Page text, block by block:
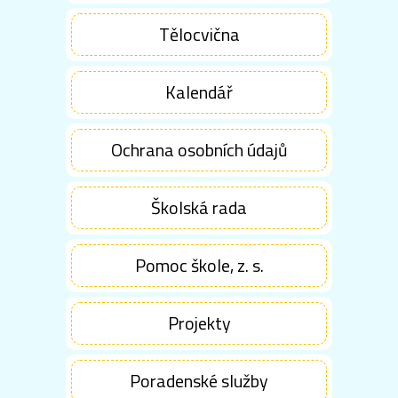
Tělocvična
Kalendář
Ochrana osobních údajů
Školská rada
Pomoc škole, z. s.
Projekty
Poradenské služby